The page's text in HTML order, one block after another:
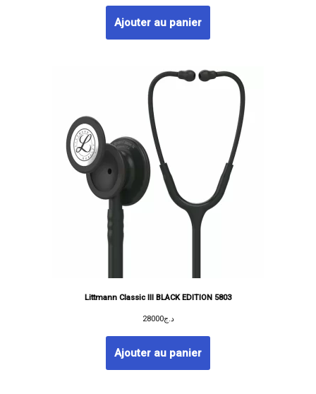
Ajouter au panier
Littmann Classic III BLACK EDITION 5803
د.ج28000
Ajouter au panier